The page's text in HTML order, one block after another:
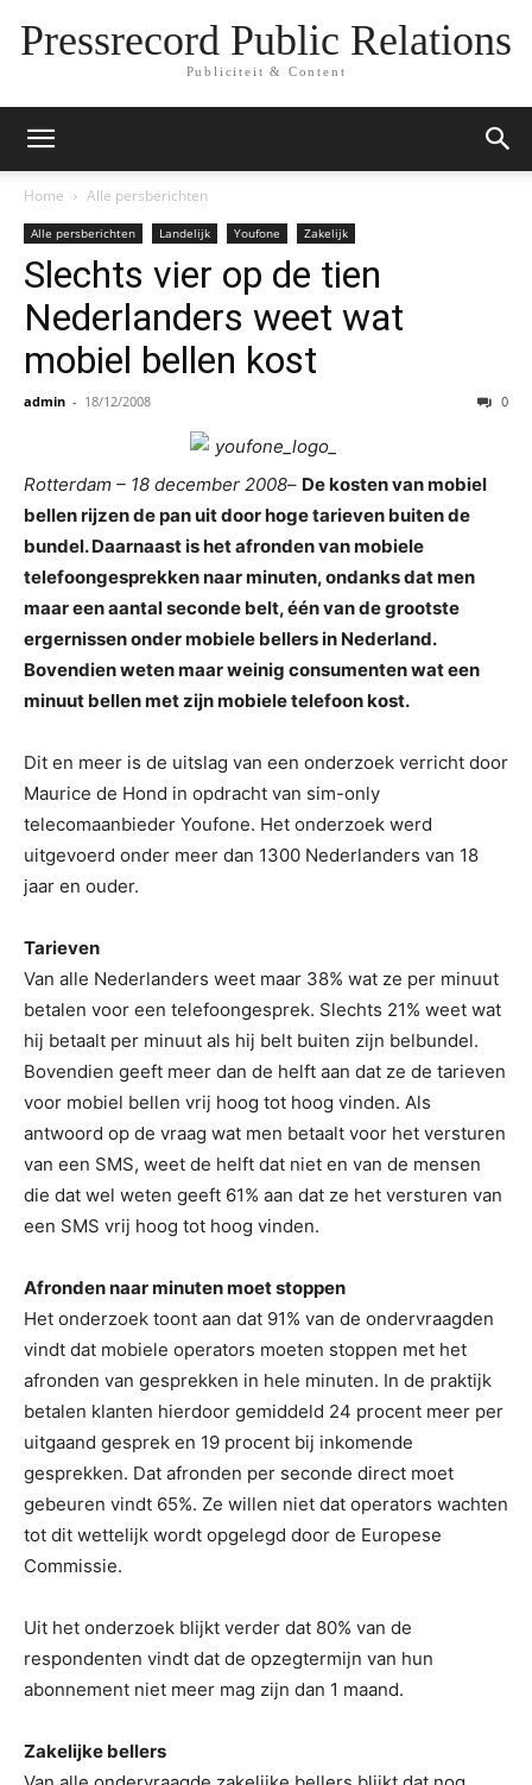
Pressrecord Public Relations
Publiciteit & Content
Home Alle persberichten
Alle persberichten Landelijk Youfone Zakelijk
Slechts vier op de tien
Nederlanders weet wat
mobiel bellen kost
admin - 18/12/2008 0
Rotterdam – 18 december 2008– De kosten van mobiel
bellen rijzen de pan uit door hoge tarieven buiten de
bundel. Daarnaast is het afronden van mobiele
telefoongesprekken naar minuten, ondanks dat men
maar een aantal seconde belt, één van de grootste
ergernissen onder mobiele bellers in Nederland.
Bovendien weten maar weinig consumenten wat een
minuut bellen met zijn mobiele telefoon kost.
Dit en meer is de uitslag van een onderzoek verricht door
Maurice de Hond in opdracht van sim-only
telecomaanbieder Youfone. Het onderzoek werd
uitgevoerd onder meer dan 1300 Nederlanders van 18
jaar en ouder.
Tarieven
Van alle Nederlanders weet maar 38% wat ze per minuut
betalen voor een telefoongesprek. Slechts 21% weet wat
hij betaalt per minuut als hij belt buiten zijn belbundel.
Bovendien geeft meer dan de helft aan dat ze de tarieven
voor mobiel bellen vrij hoog tot hoog vinden. Als
antwoord op de vraag wat men betaalt voor het versturen
van een SMS, weet de helft dat niet en van de mensen
die dat wel weten geeft 61% aan dat ze het versturen van
een SMS vrij hoog tot hoog vinden.
Afronden naar minuten moet stoppen
Het onderzoek toont aan dat 91% van de ondervraagden
vindt dat mobiele operators moeten stoppen met het
afronden van gesprekken in hele minuten. In de praktijk
betalen klanten hierdoor gemiddeld 24 procent meer per
uitgaand gesprek en 19 procent bij inkomende
gesprekken. Dat afronden per seconde direct moet
gebeuren vindt 65%. Ze willen niet dat operators wachten
tot dit wettelijk wordt opgelegd door de Europese
Commissie.
Uit het onderzoek blijkt verder dat 80% van de
respondenten vindt dat de opzegtermijn van hun
abonnement niet meer mag zijn dan 1 maand.
Zakelijke bellers